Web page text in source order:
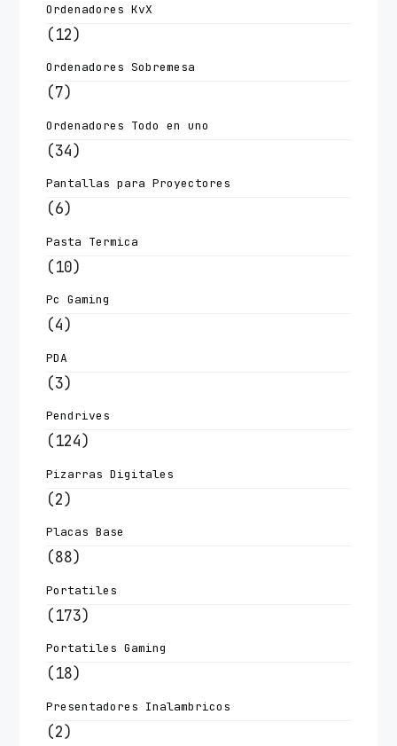
Ordenadores KvX
(12)
Ordenadores Sobremesa
(7)
Ordenadores Todo en uno
(34)
Pantallas para Proyectores
(6)
Pasta Termica
(10)
Pc Gaming
(4)
PDA
(3)
Pendrives
(124)
Pizarras Digitales
(2)
Placas Base
(88)
Portatiles
(173)
Portatiles Gaming
(18)
Presentadores Inalambricos
(2)